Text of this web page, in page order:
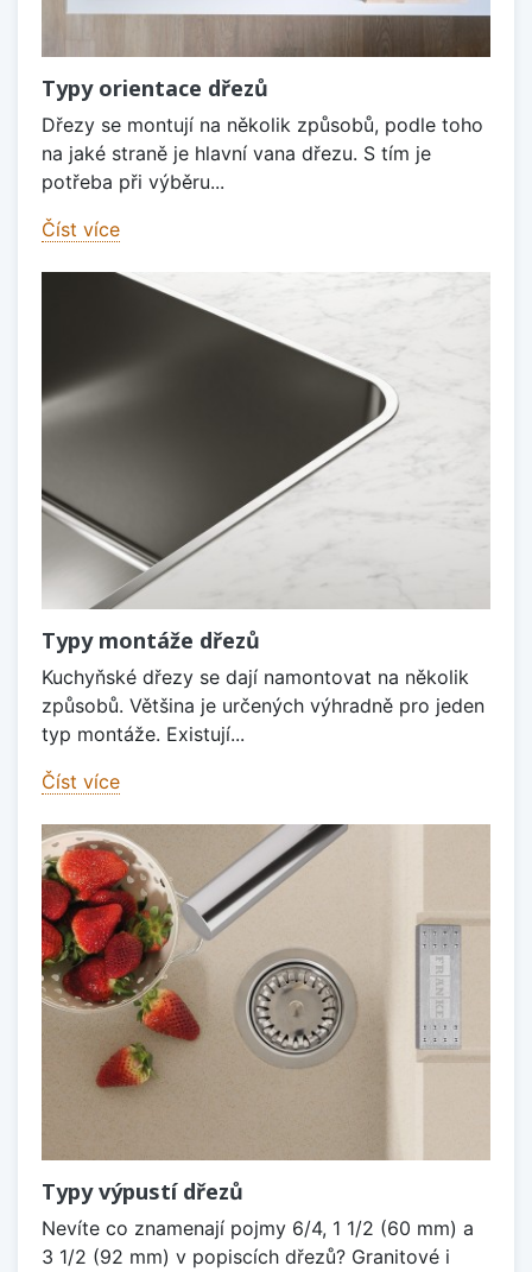
Typy orientace dřezů
Dřezy se montují na několik způsobů, podle toho
na jaké straně je hlavní vana dřezu. S tím je
potřeba při výběru...
Číst více
Typy montáže dřezů
Kuchyňské dřezy se dají namontovat na několik
způsobů. Většina je určených výhradně pro jeden
typ montáže. Existují...
Číst více
Typy výpustí dřezů
Nevíte co znamenají pojmy 6/4, 1 1/2 (60 mm) a
3 1/2 (92 mm) v popiscích dřezů? Granitové i